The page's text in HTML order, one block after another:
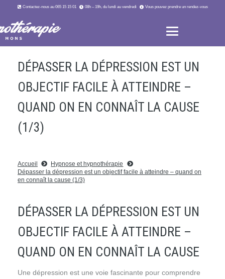
Contactez-nous au 065 15 15 01 08h – 19h, du lundi au vendredi Vous pouvez prendre un rendez-vous
DÉPASSER LA DÉPRESSION EST UN
OBJECTIF FACILE À ATTEINDRE –
QUAND ON EN CONNAÎT LA CAUSE
(1/3)
Accueil
Hypnose et hypnothérapie
Dépasser la dépression est un objectif facile à atteindre – quand on
en connaît la cause (1/3)
DÉPASSER LA DÉPRESSION EST UN
OBJECTIF FACILE À ATTEINDRE –
QUAND ON EN CONNAÎT LA CAUSE
Une dépression est une voie fascinante pour comprendre